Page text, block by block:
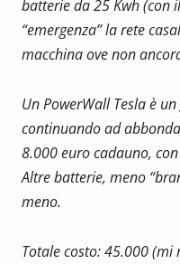
batterie da 25 Kwh (con
“emergenza” la rete
macchina ove non
Un PowerWall Tesla è
continuando ad
8.000 euro cadauno,
Altre batterie, meno
meno.
Totale costo: 45.000